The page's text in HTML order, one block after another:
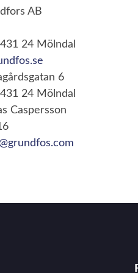
AB
24 Mölndal
6
24 Mölndal
Caspersson